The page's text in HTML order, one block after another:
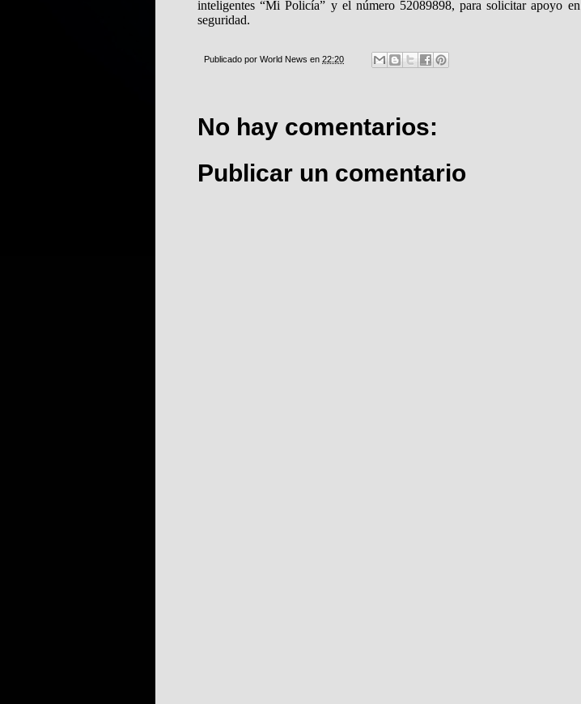
inteligentes “Mi Policía” y el número 52089898, para solicitar apoyo
seguridad.
Publicado por World News en 22:20
No hay comentarios:
Publicar un comentario